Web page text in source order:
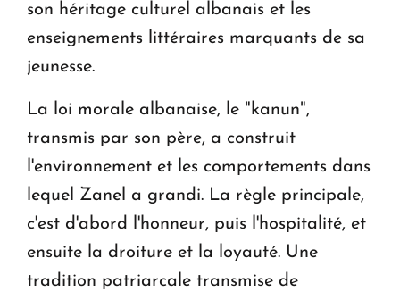
son héritage culturel albanais et les
enseignements littéraires marquants de sa
jeunesse.
La loi morale albanaise, le "kanun",
transmis par son père, a construit
l'environnement et les comportements dans
lequel Zanel a grandi. La règle principale,
c'est d'abord l'honneur, puis l'hospitalité, et
ensuite la droiture et la loyauté. Une
tradition patriarcale transmise de